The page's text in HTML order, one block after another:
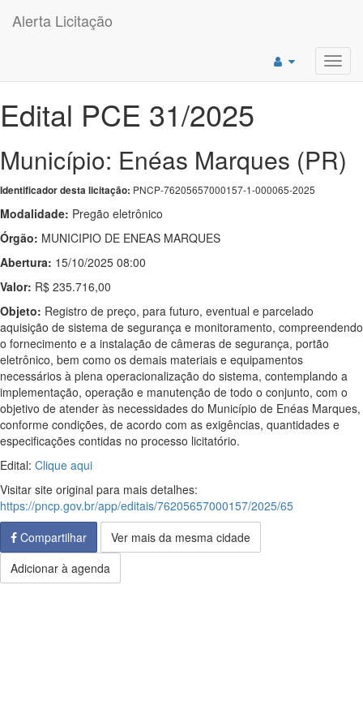
Alerta Licitação
Edital PCE 31/2025
Município: Enéas Marques (PR)
Identificador desta licitação: PNCP-76205657000157-1-000065-2025
Modalidade: Pregão eletrônico
Órgão: MUNICIPIO DE ENEAS MARQUES
Abertura: 15/10/2025 08:00
Valor: R$ 235.716,00
Objeto: Registro de preço, para futuro, eventual e parcelado
aquisição de sistema de segurança e monitoramento, compreendendo
o fornecimento e a instalação de câmeras de segurança, portão
eletrônico, bem como os demais materiais e equipamentos
necessários à plena operacionalização do sistema, contemplando a
implementação, operação e manutenção de todo o conjunto, com o
objetivo de atender às necessidades do Município de Enéas Marques,
conforme condições, de acordo com as exigências, quantidades e
especificações contidas no processo licitatório.
Edital: Clique aqui
Visitar site original para mais detalhes:
https://pncp.gov.br/app/editais/76205657000157/2025/65
Compartilhar
Ver mais da mesma cidade
Adicionar à agenda